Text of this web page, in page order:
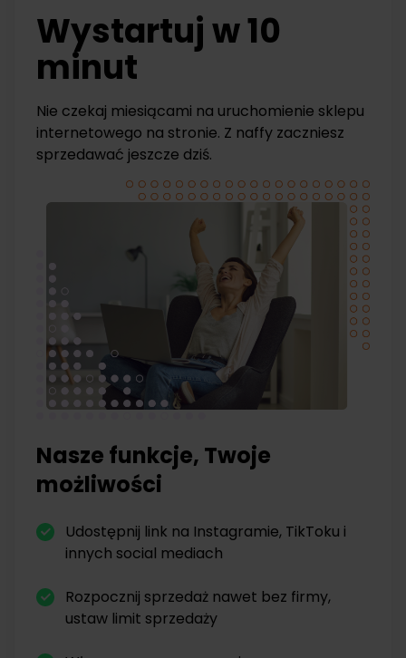
Wystartuj w 10
minut
Nie czekaj miesiącami na uruchomienie sklepu
internetowego na stronie. Z naffy zaczniesz
sprzedawać jeszcze dziś.
Nasze funkcje, Twoje
możliwości
Udostępnij link na Instagramie, TikToku i
innych social mediach
Rozpocznij sprzedaż nawet bez firmy,
ustaw limit sprzedaży